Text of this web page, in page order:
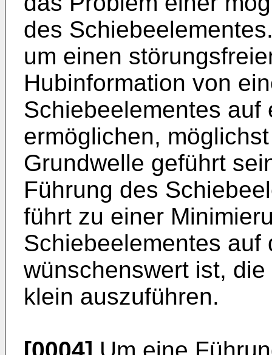
des
um einen
Hubinformation von
Schiebeelementes auf
ermöglichen,
Grundwelle geführt
Führung des
führt zu einer
Schiebeelementes
wünschenswert ist,
klein auszuführen.